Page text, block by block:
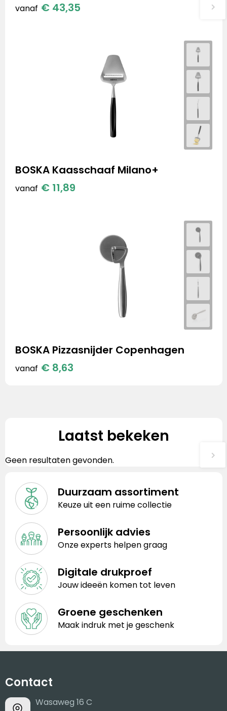
vanaf € 43,35
BOSKA Kaasschaaf Milano+
vanaf € 11,89
BOSKA Pizzasnijder Copenhagen
vanaf € 8,63
Laatst bekeken
Geen resultaten gevonden.
Duurzaam assortiment
Keuze uit een ruime collectie
Persoonlijk advies
Onze experts helpen graag
Digitale drukproef
Jouw ideeën komen tot leven
Groene geschenken
Maak indruk met je geschenk
Contact
Wasaweg 16 C